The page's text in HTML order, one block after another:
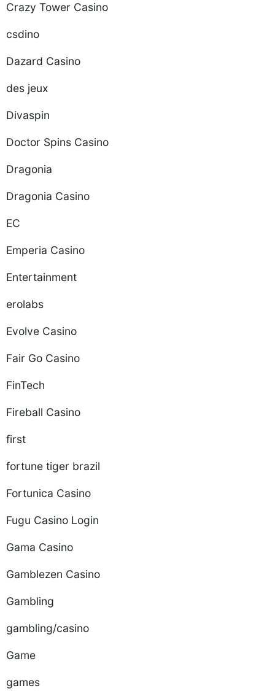
Crazy Tower Сasino
csdino
Dazard Casino
des jeux
Divaspin
Doctor Spins Casino
Dragonia
Dragonia Casino
EC
Emperia Casino
Entertainment
erolabs
Evolve Casino
Fair Go Casino
FinTech
Fireball Casino
first
fortune tiger brazil
Fortunica Casino
Fugu Casino Login
Gama Casino
Gamblezen Casino
Gambling
gambling/casino
Game
games